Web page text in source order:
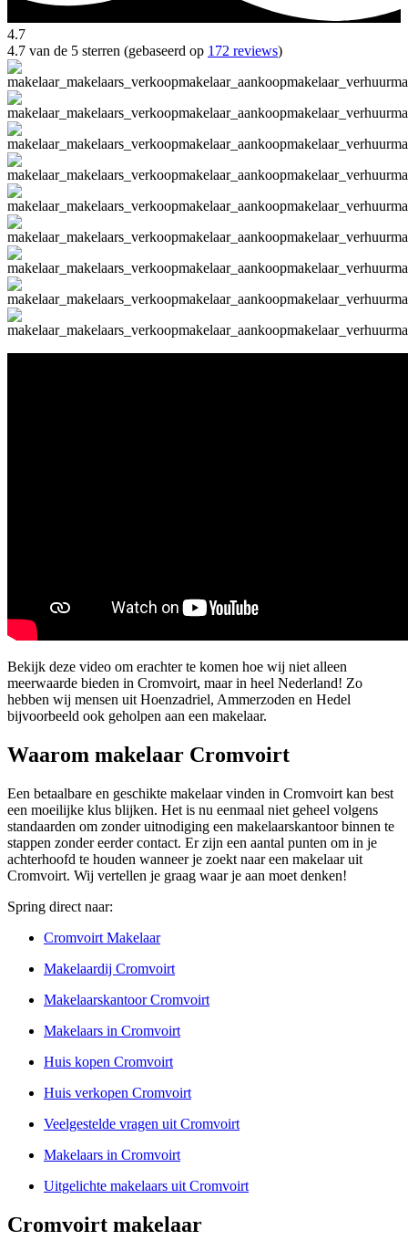
4.7
4.7 van de 5 sterren (gebaseerd op 172 reviews)
Bekijk deze video om erachter te komen hoe wij niet alleen
meerwaarde bieden in Cromvoirt, maar in heel Nederland! Zo
hebben wij mensen uit Hoenzadriel, Ammerzoden en Hedel
bijvoorbeeld ook geholpen aan een makelaar.
Waarom makelaar Cromvoirt
Een betaalbare en geschikte makelaar vinden in Cromvoirt kan best
een moeilijke klus blijken. Het is nu eenmaal niet geheel volgens
standaarden om zonder uitnodiging een makelaarskantoor binnen te
stappen zonder eerder contact. Er zijn een aantal punten om in je
achterhoofd te houden wanneer je zoekt naar een makelaar uit
Cromvoirt. Wij vertellen je graag waar je aan moet denken!
Spring direct naar:
Cromvoirt Makelaar
Makelaardij Cromvoirt
Makelaarskantoor Cromvoirt
Makelaars in Cromvoirt
Huis kopen Cromvoirt
Huis verkopen Cromvoirt
Veelgestelde vragen uit Cromvoirt
Makelaars in Cromvoirt
Uitgelichte makelaars uit Cromvoirt
Cromvoirt makelaar